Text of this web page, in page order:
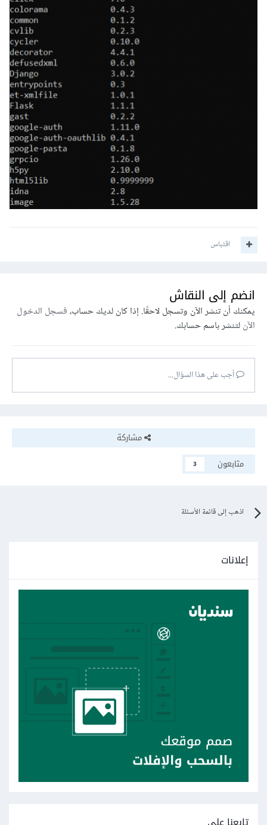
اقتباس
انضم إلى النقاش
يمكنك أن تنشر الآن وتسجل لاحقًا. إذا كان لديك حساب،فسجل الدخول
الآنلتنشر باسم حسابك.
أجب على هذا السؤال...
مشاركة
متابعون
3
اذهب إلى قائمة الأسئلة
إعلانات